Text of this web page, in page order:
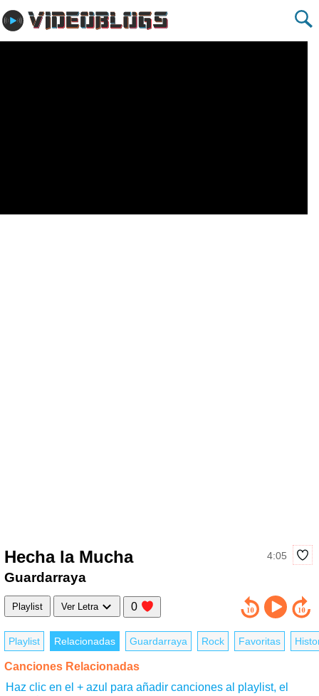
Hecha la Mucha 4:05
Guardarraya
Playlist Ver Letra 0
Playlist Relacionadas Guardarraya Rock Favoritas
Canciones Relacionadas
Haz clic en el + azul para añadir canciones al playlist, el